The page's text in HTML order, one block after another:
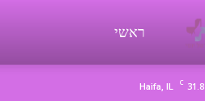
פורטל
ראשי
31.8
C
Haifa, IL